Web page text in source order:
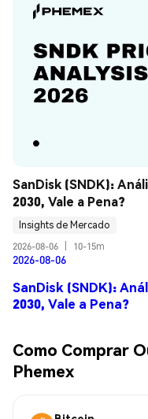
SanDisk (SNDK):
2030, Vale a Pena?
Insights de Mercado
2026-08-06
10-15m
2026-08-06
SanDisk (SNDK):
2030, Vale a Pena?
Como Comprar
Phemex